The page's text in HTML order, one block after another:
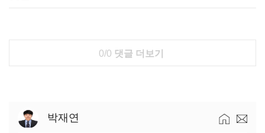
0/0 댓글 더보기
박재연